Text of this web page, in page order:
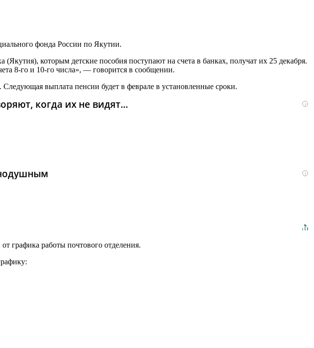
фонда России по Якутии.
которым детские пособия поступают на счета в банках, получат их 25 декабря.
8-го и 10-го числа», — говорится в сообщении.
выплата пенсии будет в феврале в установленные сроки.
i
когда их не видят...
i
графика работы почтового отделения.